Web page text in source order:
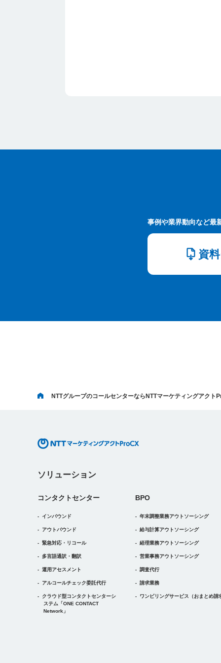
事例や業界動向など最
資
NTTグループのコールセンターならNTTマーケティングアクト
ソリューション
コンタクトセンター
インバウンド
アウトバウンド
緊急対応・リコール
多言語通訳・翻訳
運用アセスメント
アルコールチェック委託代行
クラウド型コンタクトセンターシ
ステム 「ONE CONTACT
Network」
BPO
年末調整業務アウトソーシング
給与計算アウトソーシング
経理業務アウトソーシング
営業事務アウトソーシング
調査代行
請求業務
ワンビリングサービス （おまとめ請